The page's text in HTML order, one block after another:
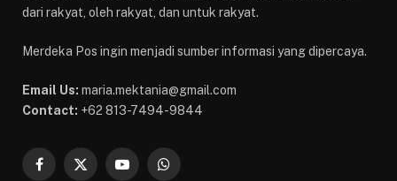
dari rakyat, oleh rakyat, dan untuk rakyat.
Merdeka Pos ingin menjadi sumber informasi yang dipercaya.
Email Us: maria.mektania@gmail.com
Contact: +62 813-7494-9844
Facebook
X
YouTubeWhatsApp